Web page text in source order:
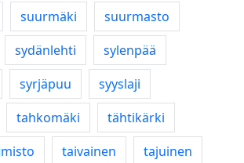
suurmäki
suurmasto
sydänlehti
sylenpää
syrjäpuu
syyslaji
tahkomäki
tähtikärki
taivainen
tajuinen